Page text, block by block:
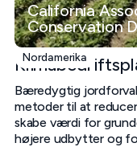
California
Conservation
Nordamerika
Bæredygtig
metoder til at
skabe værdi for
højere udbytter og